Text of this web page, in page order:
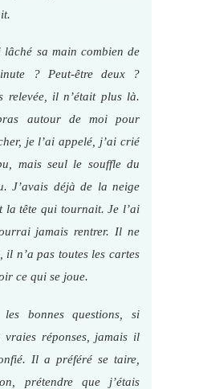
lâché sa main combien de
? Peut-être deux ?
relevée, il n’était plus là.
autour de moi pour
je l’ai appelé, j’ai crié
mais seul le souffle du
J’avais déjà de la neige
la tête qui tournait. Je l’ai
jamais rentrer. Il ne
il n’a pas toutes les cartes
ce qui se joue.
bonnes questions, si
vraies réponses, jamais il
Il a préféré se taire,
prétendre que j’étais